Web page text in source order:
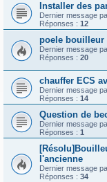
Installer des
Dernier message
Réponses : 12
poele bouilleur
Dernier message
Réponses : 20
chauffer ECS
Dernier message
Réponses : 14
Question de
Dernier message
Réponses : 1
l'ancienne
Dernier message
Réponses : 34